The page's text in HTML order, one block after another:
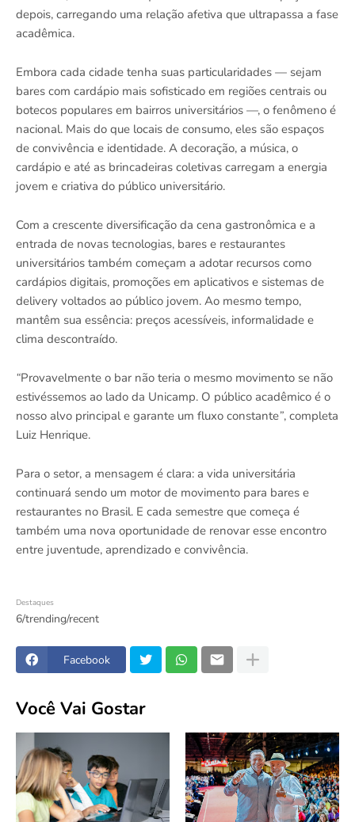
depois, carregando uma relação afetiva que ultrapassa a fase
acadêmica.
Embora cada cidade tenha suas particularidades — sejam
bares com cardápio mais sofisticado em regiões centrais ou
botecos populares em bairros universitários —, o fenômeno é
nacional. Mais do que locais de consumo, eles são espaços
de convivência e identidade. A decoração, a música, o
cardápio e até as brincadeiras coletivas carregam a energia
jovem e criativa do público universitário.
Com a crescente diversificação da cena gastronômica e a
entrada de novas tecnologias, bares e restaurantes
universitários também começam a adotar recursos como
cardápios digitais, promoções em aplicativos e sistemas de
delivery voltados ao público jovem. Ao mesmo tempo,
mantêm sua essência: preços acessíveis, informalidade e
clima descontraído.
“Provavelmente o bar não teria o mesmo movimento se não
estivéssemos ao lado da Unicamp. O público acadêmico é o
nosso alvo principal e garante um fluxo constante”, completa
Luiz Henrique.
Para o setor, a mensagem é clara: a vida universitária
continuará sendo um motor de movimento para bares e
restaurantes no Brasil. E cada semestre que começa é
também uma nova oportunidade de renovar esse encontro
entre juventude, aprendizado e convivência.
Destaques
6/trending/recent
Facebook
Você Vai Gostar